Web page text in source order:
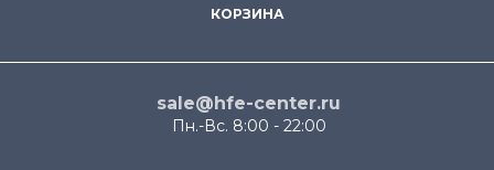
КОРЗИНА
sale@hfe-center.ru
Пн.-Вс. 8:00 - 22:00